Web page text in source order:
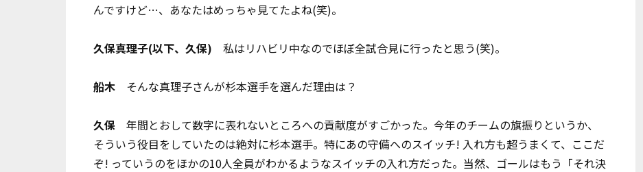
んですけど…、あなたはめっちゃ見てたよね(笑)。
久保真理子(以下、久保) 私はリハビリ中なのでほぼ全試合見に行ったと思う(笑)。
船木 そんな真理子さんが杉本選手を選んだ理由は？
久保 年間とおして数字に表れないところへの貢献度がすごかった。今年のチームの旗振りというか、
そういう役目をしていたのは絶対に杉本選手。特にあの守備へのスイッチ! 入れ方も超うまくて、ここだ
ぞ! っていうのをほかの10人全員がわかるようなスイッチの入れ方だった。当然、ゴールはもう「それ決